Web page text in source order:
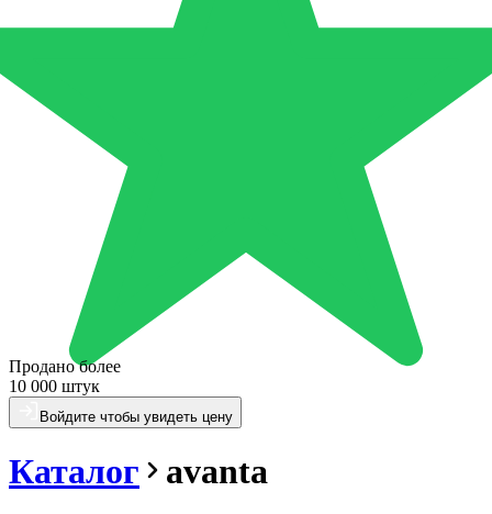
Продано более
10 000 штук
Войдите чтобы увидеть цену
Каталог avanta